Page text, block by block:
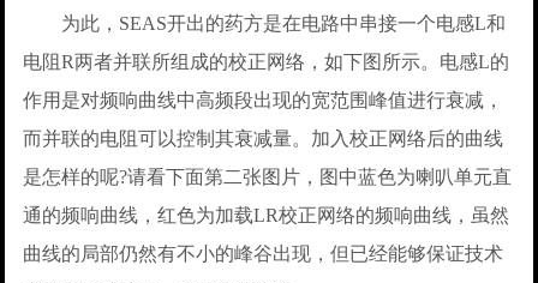
为此，SEAS开出的药方是在电路中串接一个电感L和
电阻R两者并联所组成的校正网络，如下图所示。电感L的
作用是对频响曲线中高频段出现的宽范围峰值进行衰减，
而并联的电阻可以控制其衰减量。加入校正网络后的曲线
是怎样的呢?请看下面第二张图片，图中蓝色为喇叭单元直
通的频响曲线，红色为加载LR校正网络的频响曲线，虽然
曲线的局部仍然有不小的峰谷出现，但已经能够保证技术